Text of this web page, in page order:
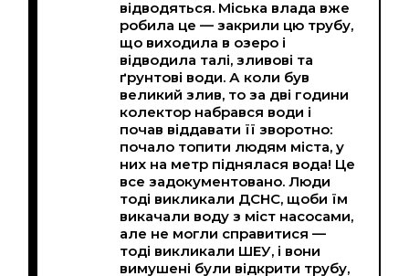
відводяться. Міська влада вже
робила це — закрили цю трубу,
що виходила в озеро і
відводила талі, зливові та
ґрунтові води. А коли був
великий злив, то за дві години
колектор набрався води і
почав віддавати її зворотно:
почало топити людям міста, у
них на метр піднялася вода! Це
все задокументовано. Люди
тоді викликали ДСНС, щоби їм
викачали воду з міст насосами,
але не могли справитися —
тоді викликали ШЕУ, і вони
вимушені були відкрити трубу,